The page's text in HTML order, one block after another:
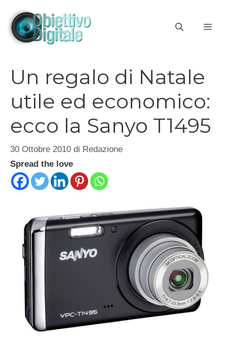
contenuto
Un regalo di Natale
utile ed economico:
ecco la Sanyo T1495
30 Ottobre 2010 di Redazione
Spread the love